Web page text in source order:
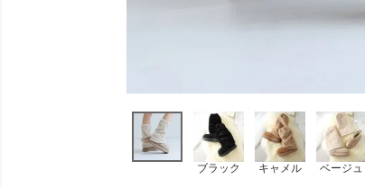
ブラック キャメル ベージュ